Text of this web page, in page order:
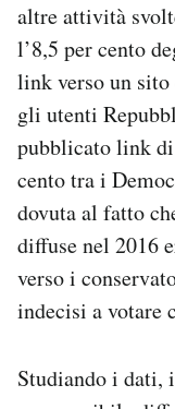
altre attività
l’8,5 per cento
link verso un
gli utenti
pubblicato link
cento tra i
dovuta al fatto
diffuse nel 2016
verso i
indecisi a votare
Studiando i dati,